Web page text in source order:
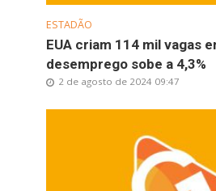
ESTADÃO
EUA criam 114 mil vagas
desemprego sobe a 4,3%
2 de agosto de 2024 09:47